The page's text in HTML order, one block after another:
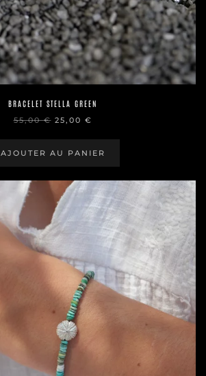
BRACELET STELLA GREEN
55,00€ LE
INITIAL
ÉTAIT :
25,00 €
ACTUEL
EST :
AJOUTER AU PANIER